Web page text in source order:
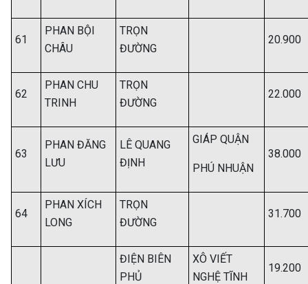
61
PHAN BỘI
CHÂU
TRỌN
ĐƯỜNG
20.900
62
PHAN CHU
TRINH
TRỌN
ĐƯỜNG
22.000
63
PHAN ĐĂNG
LƯU
LÊ QUANG
ĐỊNH
GIÁP QUẬN
PHÚ NHUẬN
38.000
64
PHAN XÍCH
LONG
TRỌN
ĐƯỜNG
31.700
ĐIỆN BIÊN
PHỦ
XÔ VIẾT
NGHỆ TĨNH
19.200